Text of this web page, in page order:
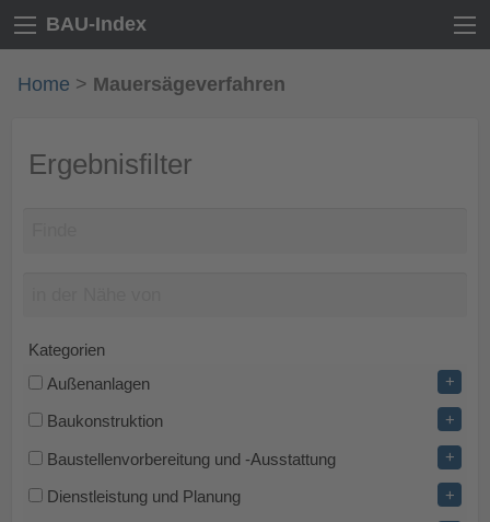
BAU-Index
Home > Mauersägeverfahren
Ergebnisfilter
Kategorien
Außenanlagen
+
Baukonstruktion +
Baustellenvorbereitung und -Ausstattung +
Dienstleistung und Planung +